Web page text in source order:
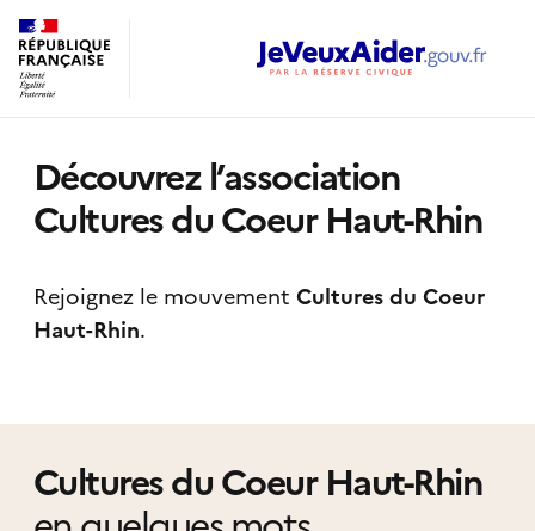
Découvrez l’association
Cultures du Coeur Haut-Rhin
Rejoignez le mouvement Cultures du Coeur
Haut-Rhin.
Cultures du Coeur Haut-Rhin